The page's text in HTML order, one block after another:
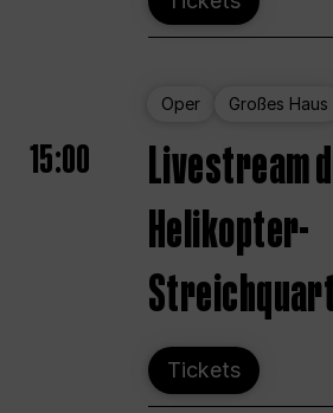
Oper Großes Haus
15:00
Livestream
Helikopter-
Tickets